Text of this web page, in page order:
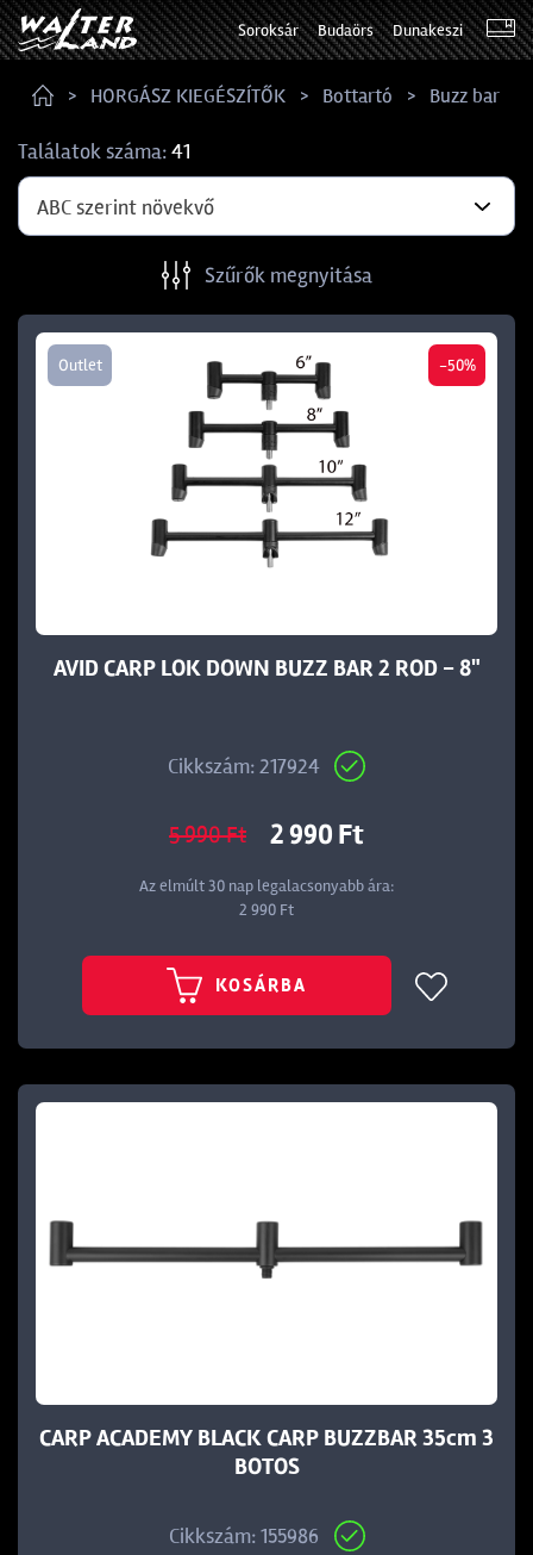
Soroksár Budaörs Dunakeszi
HORGÁSZ KIEGÉSZÍTŐK Bottartó Buzz bar
Találatok száma:41
ABC szerint növekvő
Szűrők megnyitása
Outlet -50%
AVID CARP LOK DOWN BUZZ BAR 2 ROD - 8"
Cikkszám: 217924
5 990 Ft 2 990 Ft
Az elmúlt 30 nap legalacsonyabb ára:
2 990 Ft
KOSÁRBA
CARP ACADEMY BLACK CARP BUZZBAR 35cm 3
BOTOS
Cikkszám: 155986